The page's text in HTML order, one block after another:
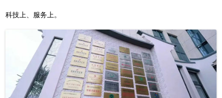
科技上、服务上。